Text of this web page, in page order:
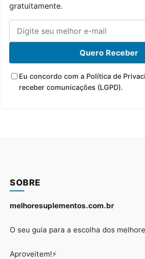
gratuitamente.
Quero Receber
Eu concordo com a Política de
receber comunicações (LGPD).
SOBRE
melhoresuplementos.com.br
O seu guia para a escolha dos
Aproveitem!⚡